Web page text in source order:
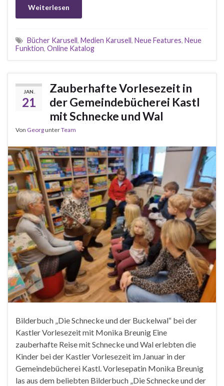
Weiterlesen
Bücher Karusell, Medien Karusell, Neue Features, Neue
Funktion, Online Katalog
JAN.
21
Zauberhafte Vorlesezeit in
der Gemeindebücherei Kastl
mit Schnecke und Wal
Von GeorgunterTeam
Bilderbuch „Die Schnecke und der Buckelwal“ bei der
Kastler Vorlesezeit mit Monika Breunig Eine
zauberhafte Reise mit Schnecke und Wal erlebten die
Kinder bei der Kastler Vorlesezeit im Januar in der
Gemeindebücherei Kastl. Vorlesepatin Monika Breunig
las aus dem beliebten Bilderbuch „Die Schnecke und der